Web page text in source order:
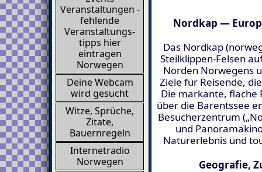
Veranstaltungen -
fehlende
Veranstaltungs-
tipps hier
eintragen
Norwegen
Deine Webcam
wird gesucht
Witze, Sprüche,
Zitate,
Bauernregeln
Internetradio
Norwegen
Nordkap —
Das Nordkap
Steilklippen-Felsen
Norden Norwegens
Ziele für Reisende,
Die markante, flache
über die Barentssee
Besucherzentrum
und
Naturerlebnis und
Geografie,